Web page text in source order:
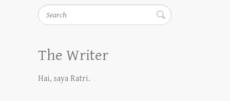
Search
The Writer
Hai, saya Ratri.